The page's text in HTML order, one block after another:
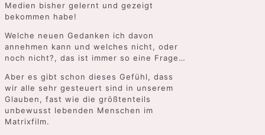
Medien bisher gelernt und gezeigt
bekommen habe!
Welche neuen Gedanken ich davon
annehmen kann und welches nicht, oder
noch nicht?, das ist immer so eine Frage…
Aber es gibt schon dieses Gefühl, dass
wir alle sehr gesteuert sind in unserem
Glauben, fast wie die größtenteils
unbewusst lebenden Menschen im
Matrixfilm.